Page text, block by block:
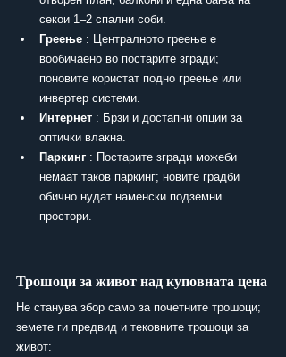
секои 1–2 спални соби.
Греење : Централното греење е
вообичаено во постарите згради;
поновите користат подно греење или
инвертер системи.
Интернет : Брзи и достапни опции за
оптички влакна.
Паркинг : Постарите згради можеби
немаат таков паркинг; новите градби
обично нудат наменски подземни
простори.
Трошоци за живот над куповната цена
Не станува збор само за почетните трошоци;
земете ги предвид и тековните трошоци за
живот: